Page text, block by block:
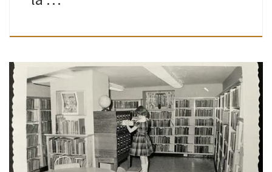
Ados-adultes | Bibliothèque de Watermael | 16H30 – 19H
Animé par Romain Est-ce qu’un jour, lire un livre, un texte,
une phrase… vous a transformé ? Aidé à comprendre,
traverser, […]